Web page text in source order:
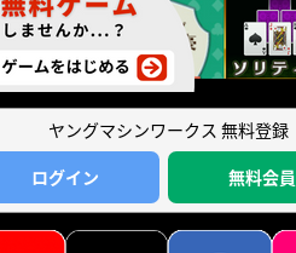
ヤングマシンワークス 無料登録
ログイン
無料会員